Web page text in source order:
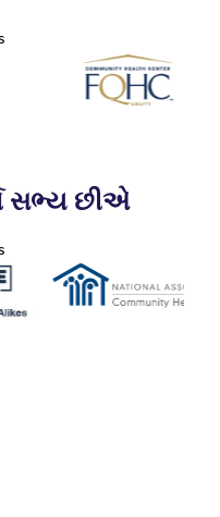
સભ્ય છીએ